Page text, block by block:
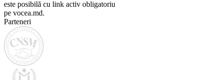
este posibilă cu link activ obligatoriu
pe vocea.md.
Parteneri